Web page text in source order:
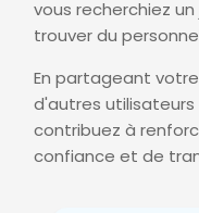
vous recherchiez
trouver du
En partageant
d'autres
contribuez à
confiance et de